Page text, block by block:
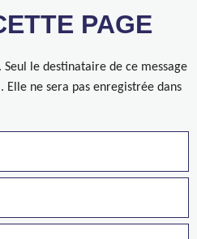
PAGE
le destinataire de ce message
ne sera pas enregistrée dans